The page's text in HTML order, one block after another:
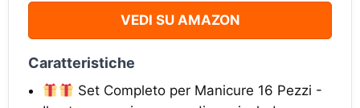
VEDI SU AMAZON
Caratteristiche
Set Completo per Manicure 16 Pezzi -